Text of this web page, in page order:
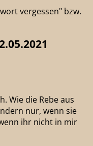
vergessen" bzw.
Wie die Rebe aus
nur, wenn sie
ihr nicht in mir